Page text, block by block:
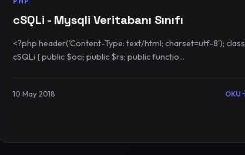
cSQLi - Mysqli Veritabanı Sınıfı
<?php header('Content-Type: text/html; charset=utf-8'); class
cSQLi { public $oci; public $rs; public functio...
10 May 2018 OKU